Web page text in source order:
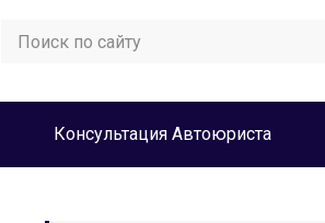
Консультация Автоюриста